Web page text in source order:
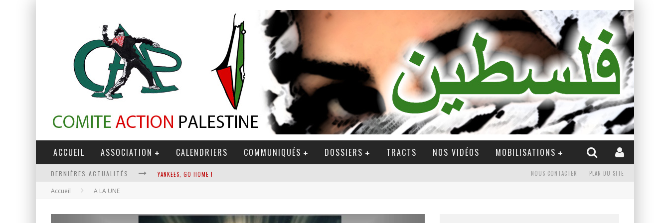
ACCUEIL ASSOCIATION CALENDRIERS COMMUNIQUÉS DOSSIERS TRACTS NOS VIDÉOS MOBILISATIONS
DERNIÈRES ACTUALITÉS YANKEES, GO HOME !
LA RÉVOLUTION OU RIEN
NOUS CONTACTER PLAN DU SITE
Accueil A LA UNE